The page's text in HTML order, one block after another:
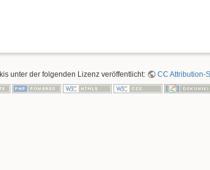
unter der folgenden Lizenz veröffentlicht: CC Attribution-